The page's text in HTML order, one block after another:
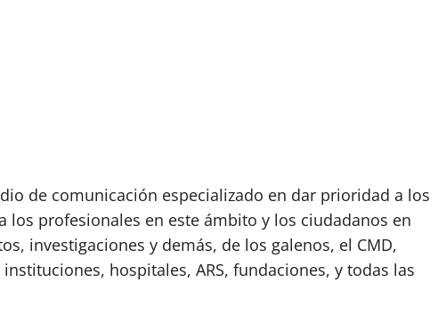
de comunicación especializado en dar prioridad a los
profesionales en este ámbito y los ciudadanos en
investigaciones y demás, de los galenos, el CMD,
hospitales, ARS, fundaciones, y todas las